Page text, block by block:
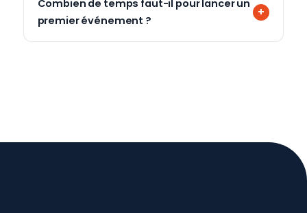
Combien de temps faut-il pour lancer un
premier événement ?